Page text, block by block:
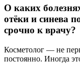
О каких
отёки и синева
срочно к врачу?
Косметолог — не
постоянно. Иногда